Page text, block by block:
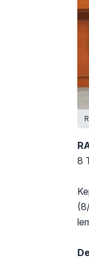
8